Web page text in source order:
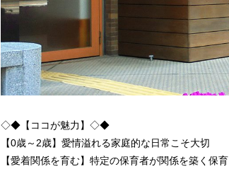
◇◆【ココが魅力】◇◆
【0歳～2歳】愛情溢れる家庭的な日常こそ大切
【愛着関係を育む】特定の保育者が関係を築く保育